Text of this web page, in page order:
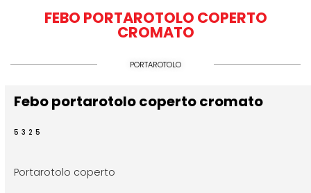
FEBO PORTAROTOLO COPERTO
CROMATO
PORTAROTOLO
Febo portarotolo coperto cromato
5325
Portarotolo coperto